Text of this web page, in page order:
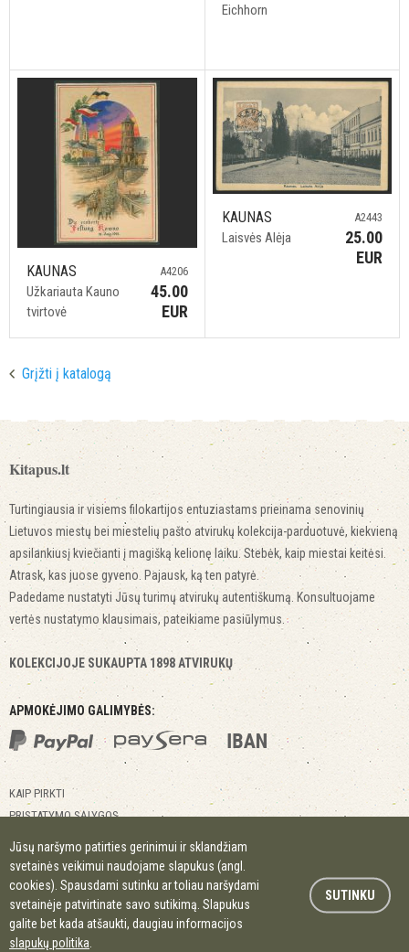
Eichhorn
KAUNAS
Užkariauta Kauno
tvirtovė
A4206
45.00
EUR
KAUNAS
Laisvės Alėja
A2443
25.00
EUR
Grįžti į katalogą
Kitapus.lt
Turtingiausia ir visiems filokartijos entuziastams prieinama senovinių
Lietuvos miestų bei miestelių pašto atvirukų kolekcija-parduotuvė, kiekvieną
apsilankiusį kviečianti į magišką kelionę laiku. Stebėk, kaip miestai keitėsi.
Atrask, kas juose gyveno. Pajausk, ką ten patyrė.
Padedame nustatyti Jūsų turimų atvirukų autentiškumą. Konsultuojame
vertės nustatymo klausimais, pateikiame pasiūlymus.
KOLEKCIJOJE SUKAUPTA 1898 ATVIRUKŲ
APMOKĖJIMO GALIMYBĖS:
KAIP PIRKTI
PRISTATYMO SĄLYGOS
KONTAKTAI
MIESTAI MIESTELIAI
© 2017 Kitapus.lt. Visos teisės saugomos.
Jūsų naršymo patirties gerinimui ir sklandžiam
svetainės veikimui naudojame slapukus (angl.
cookies). Spausdami sutinku ar toliau naršydami
svetainėje patvirtinate savo sutikimą. Slapukus
galite bet kada atšaukti, daugiau informacijos
slapukų politika
SUTINKU